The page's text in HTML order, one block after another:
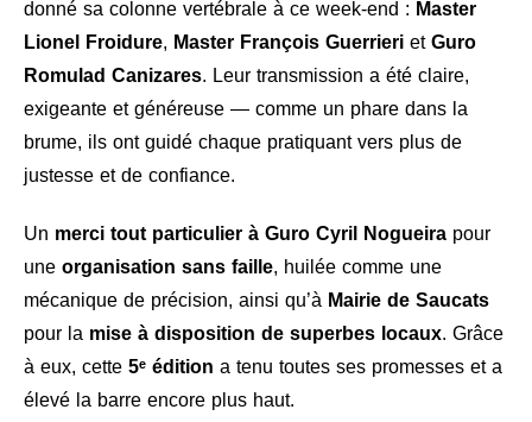
donné sa colonne vertébrale à ce week-end : Master
Lionel Froidure, Master François Guerrieri et Guro
Romulad Canizares. Leur transmission a été claire,
exigeante et généreuse — comme un phare dans la
brume, ils ont guidé chaque pratiquant vers plus de
justesse et de confiance.
Un merci tout particulier à Guro Cyril Nogueira pour
une organisation sans faille, huilée comme une
mécanique de précision, ainsi qu’à Mairie de Saucats
pour la mise à disposition de superbes locaux. Grâce
à eux, cette 5ᵉ édition a tenu toutes ses promesses et a
élevé la barre encore plus haut.